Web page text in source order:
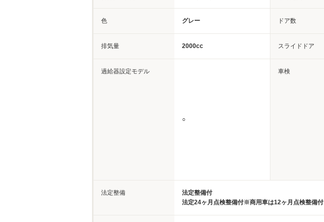
色 グレー ドア数
排気量 2000cc スライドドア
過給器設定モデル
○
車検
法定整備
法定整備付
法定24ヶ月点検整備付※商用車は12ヶ月点検整備付